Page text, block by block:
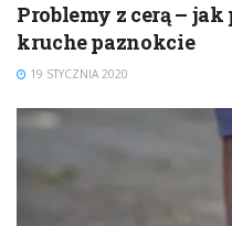
Problemy z cerą –
kruche paznokcie
19 STYCZNIA 2020